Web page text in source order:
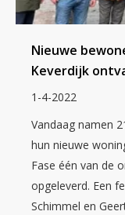
Nieuwe
Keverdijk
1-4-2022
Vandaag namen
hun nieuwe
Fase één van de
opgeleverd. Een
Schimmel en